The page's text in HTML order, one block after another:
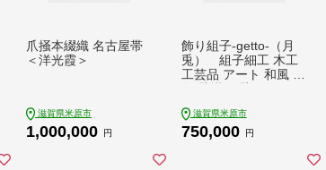
爪掻本綴織 名古屋帯
＜洋光霞＞
滋賀県米原市
1,000,000 円
飾り組子-getto-（月
兎） 組子細工 木工
工芸品 アート 和風 置
滋賀県米原市
750,000 円